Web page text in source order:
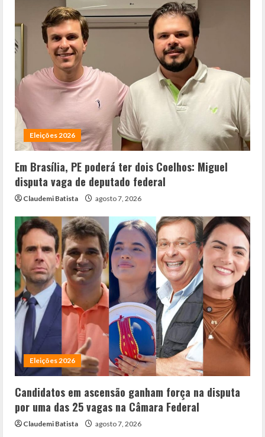
Eleições 2026
Em Brasília, PE poderá ter dois Coelhos: Miguel
disputa vaga de deputado federal
Claudemi Batista agosto 7, 2026
Eleições 2026
Candidatos em ascensão ganham força na disputa
por uma das 25 vagas na Câmara Federal
Claudemi Batista agosto 7, 2026